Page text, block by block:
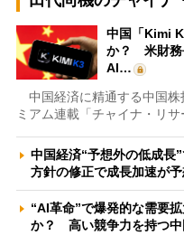
中国「Kimi
か？ 米財務
AI…
中国経済に精通する中国株
ミアム連載「チャイナ・リ
中国経済“予想外の低成
方針の修正で成長加速が
“AI革命”で爆発的な需要
か？ 高い競争力を持つ